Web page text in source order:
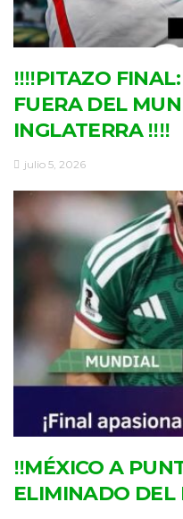
‼‼PITAZO
FUERA DEL
INGLATERRA ‼‼
julio 5, 2026
‼MÉXICO A
ELIMINADO DEL